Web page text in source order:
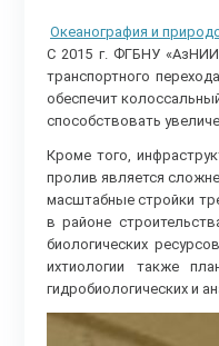
Океанография и
С 2015 г. ФГБНУ
транспортного
обеспечит
способствовать
Кроме того,
пролив является
масштабные стройки
в районе
биологических
ихтиологии также
гидробиологических и